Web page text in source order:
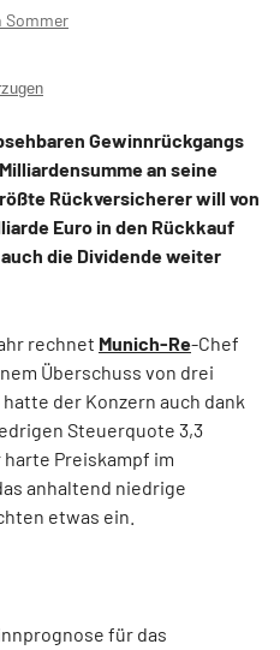
Sommer
Gewinnrückgangs
an seine
Rückversicherer will von
Euro in den Rückkauf
die Dividende weiter
rechnet Munich-Re-Chef
Überschuss von drei
der Konzern auch dank
Steuerquote 3,3
Preiskampf im
anhaltend niedrige
etwas ein.
für das